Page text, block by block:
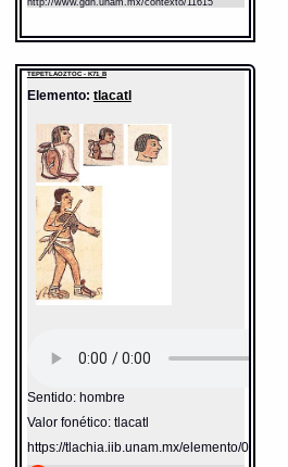
TEPETLAOZTOC - K71_B
Elemento: tlacatl
Sentido: hombre
Valor fonético: tlacatl
https://tlachia.iib.unam.mx/elemento/01.01.01